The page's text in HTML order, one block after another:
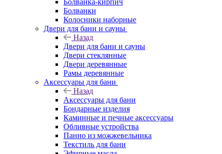
Болванка-кирпич
Болванки
Колосники наборные
Двери для бани и сауны
Назад
Двери для бани и сауны
Двери стеклянные
Двери деревянные
Рамы деревянные
Аксессуары для бани
Назад
Аксессуары для бани
Бондарные изделия
Каминные и печные аксессуары
Обливные устройства
Панно из можжевельника
Текстиль для бани